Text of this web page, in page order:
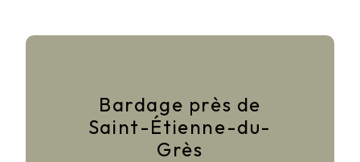
Bardage près de
Saint-Étienne-du-
Grès